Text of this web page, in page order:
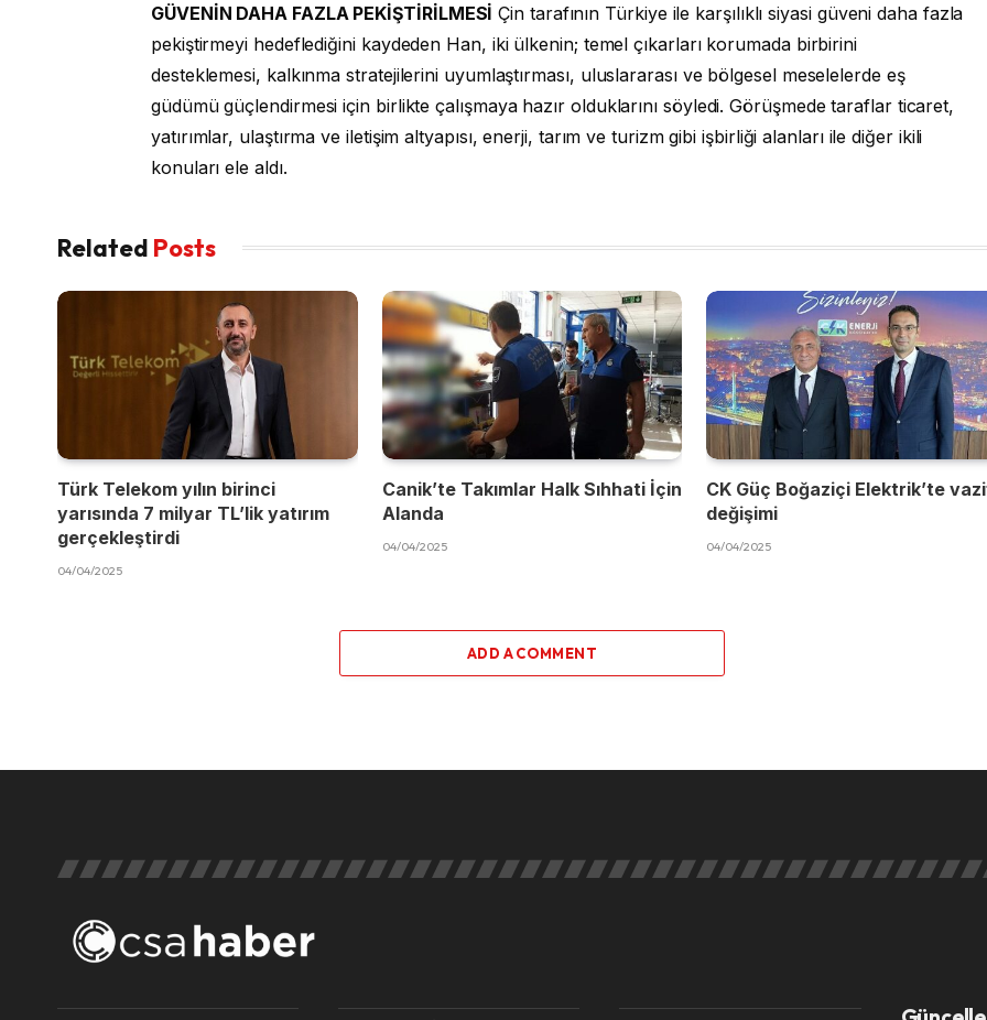
GÜVENİN DAHA FAZLA PEKİŞTİRİLMESİ Çin tarafının Türkiye ile karşılıklı siyasi güveni daha fazla
pekiştirmeyi hedeflediğini kaydeden Han, iki ülkenin; temel çıkarları korumada birbirini
desteklemesi, kalkınma stratejilerini uyumlaştırması, uluslararası ve bölgesel meselelerde eş
güdümü güçlendirmesi için birlikte çalışmaya hazır olduklarını söyledi. Görüşmede taraflar ticaret,
yatırımlar, ulaştırma ve iletişim altyapısı, enerji, tarım ve turizm gibi işbirliği alanları ile diğer ikili
konuları ele aldı.
Related Posts
Türk Telekom yılın birinci
yarısında 7 milyar TL’lik yatırım
gerçekleştirdi
04/04/2025
Canik’te Takımlar Halk Sıhhati İçin
Alanda
04/04/2025
CK Güç Boğaziçi Elektrik’te
değişimi
04/04/2025
ADD A COMMENT